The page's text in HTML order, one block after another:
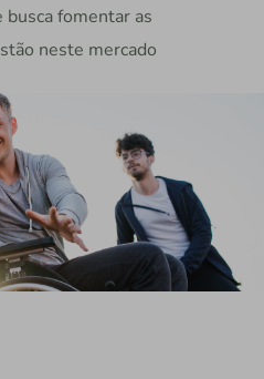
fomentar as
neste mercado